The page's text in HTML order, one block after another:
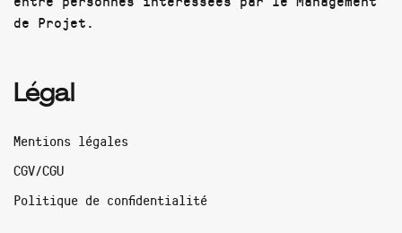
de Projet.
Légal
Mentions légales
CGV/CGU
Politique de confidentialité